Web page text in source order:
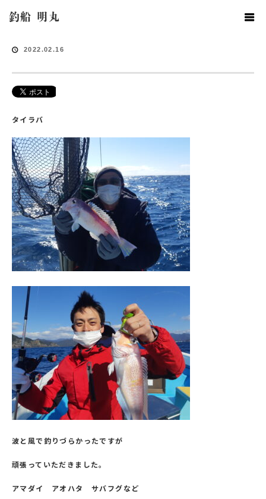
釣船 明丸
釣果情報
2022.02.16
タイラバ
波と風で釣りづらかったですが
頑張っていただきました。
アマダイ アオハタ サバフグなど